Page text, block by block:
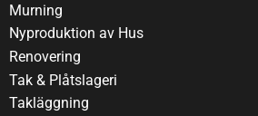
Murning
Nyproduktion av Hus
Renovering
Tak & Plåtslageri
Takläggning